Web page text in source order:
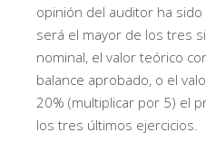
opinión del auditor ha
será el mayor de los tres
nominal, el valor teórico
balance aprobado, o el
20% (multiplicar por 5) el
los tres últimos ejercicios.